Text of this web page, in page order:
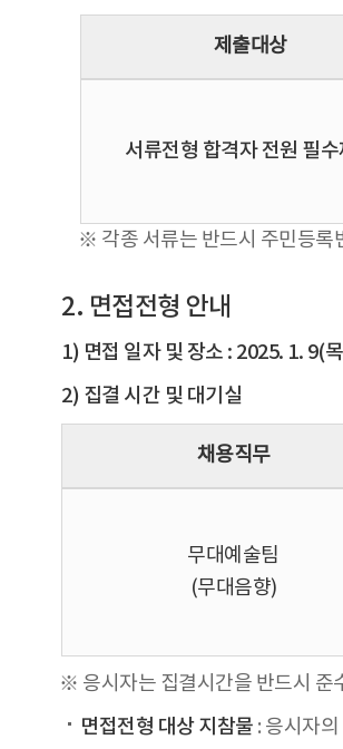
제출대상
서류전형 합격자 전원 필
※ 각종 서류는 반드시 주민등록
2. 면접전형 안내
1) 면접 일자 및 장소 : 2025. 1. 9(
2) 집결 시간 및 대기실
채용직무
무대예술팀
(무대음향)
※ 응시자는 집결시간을 반드시 준
면접전형 대상 지참물 : 응시자